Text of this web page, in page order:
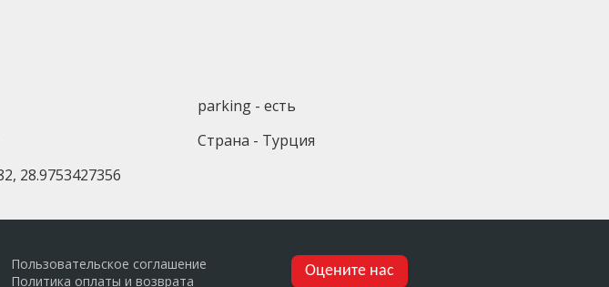
parking - есть
Страна - Турция
28.9753427356
Пользовательское соглашение
Политика оплаты и возврата
Оцените нас